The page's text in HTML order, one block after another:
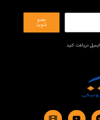
عضو
شوید
دریافت کنید